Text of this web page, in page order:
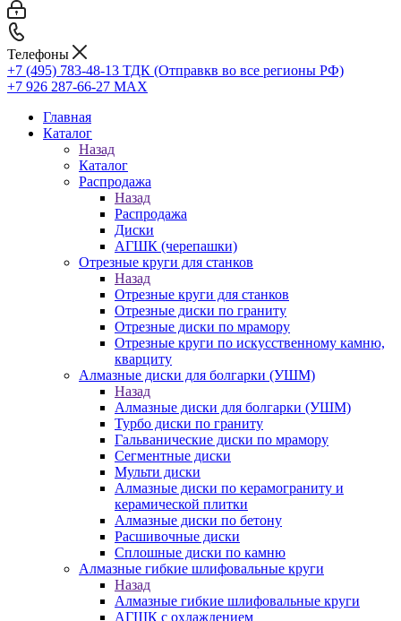
Телефоны
+7 (495) 783-48-13 ТДК (Отправкв во все регионы РФ)
+7 926 287-66-27 МАХ
Главная
Каталог
Назад
Каталог
Распродажа
Назад
Распродажа
Диски
АГШК (черепашки)
Отрезные круги для станков
Назад
Отрезные круги для станков
Отрезные диски по граниту
Отрезные диски по мрамору
Отрезные круги по искусственному камню,
кварциту
Алмазные диски для болгарки (УШМ)
Назад
Алмазные диски для болгарки (УШМ)
Турбо диски по граниту
Гальванические диски по мрамору
Сегментные диски
Мульти диски
Алмазные диски по керамограниту и
керамической плитки
Алмазные диски по бетону
Расшивочные диски
Сплошные диски по камню
Алмазные гибкие шлифовальные круги
Назад
Алмазные гибкие шлифовальные круги
АГШК с охлаждением